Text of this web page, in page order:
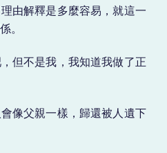
由解釋是多麼容易，就這一
。
但不是我，我知道我做了正
像父親一樣，歸還被人遺下